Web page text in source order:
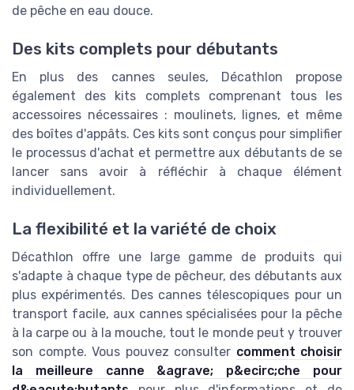
de pêche en eau douce.
Des kits complets pour débutants
En plus des cannes seules, Décathlon propose
également des kits complets comprenant tous les
accessoires nécessaires : moulinets, lignes, et même
des boîtes d'appâts. Ces kits sont conçus pour simplifier
le processus d'achat et permettre aux débutants de se
lancer sans avoir à réfléchir à chaque élément
individuellement.
La flexibilité et la variété de choix
Décathlon offre une large gamme de produits qui
s'adapte à chaque type de pêcheur, des débutants aux
plus expérimentés. Des cannes télescopiques pour un
transport facile, aux cannes spécialisées pour la pêche
à la carpe ou à la mouche, tout le monde peut y trouver
son compte. Vous pouvez consulter comment choisir
la meilleure canne &agrave; p&ecirc;che pour